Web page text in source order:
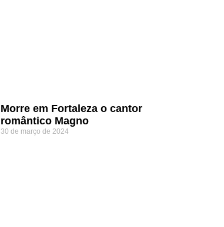
Morre em Fortaleza o cantor
romântico Magno
30 de março de 2024